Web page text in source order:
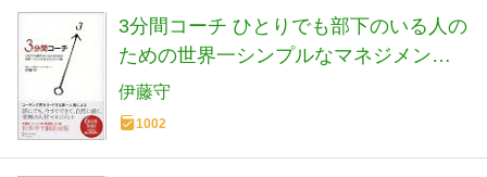
3分間コーチ ひとりでも部下のいる人の
ための世界一シンプルなマネジメント
術 (コーチ・エィ監修コーチングシリー
ズ)
伊藤守
1002